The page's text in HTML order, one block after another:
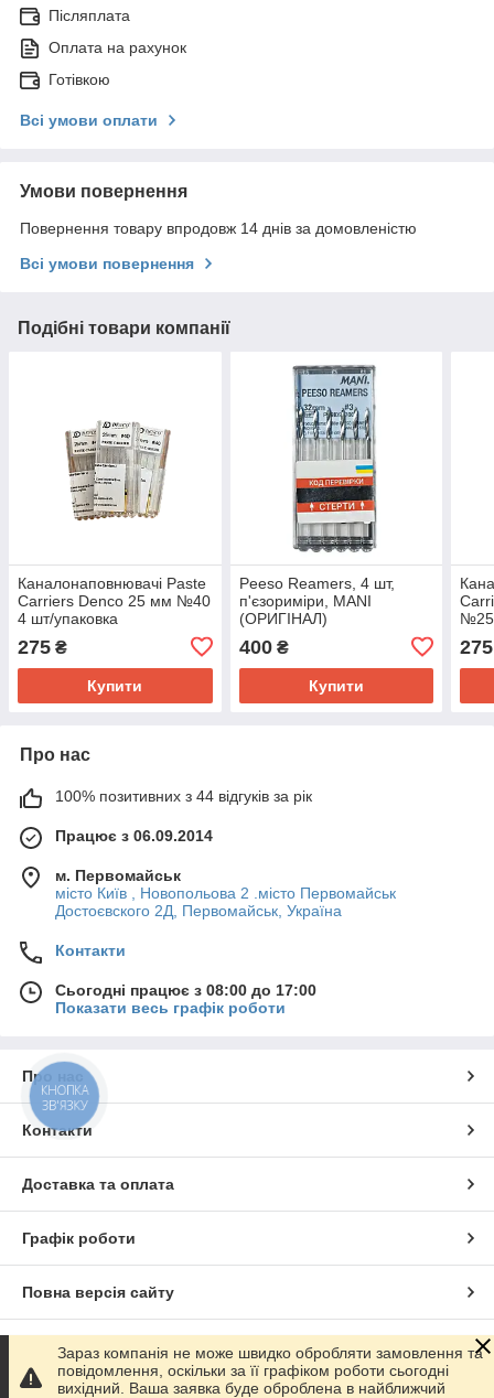
Післяплата
Оплата на рахунок
Готівкою
Всі умови оплати
Умови повернення
Повернення товару впродовж 14 днів за домовленістю
Всі умови повернення
Подібні товари компанії
Каналонаповнювачі Paste
Carriers Denco 25 мм №40
4 шт/упаковка
275 ₴
Купити
Peeso Reamers, 4 шт,
п'єзориміри, MANI
(ОРИГІНАЛ)
400₴
Купити
275
Про нас
100% позитивних з 44 відгуків за рік
Працює з 06.09.2014
м. Первомайськ
місто Київ , Новопольова 2 .місто Первомайськ
Достоєвского 2Д, Первомайськ, Україна
Контакти
Сьогодні працює з 08:00 до 17:00
Показати весь графік роботи
Про нас
Контакти
Доставка та оплата
Графік роботи
Повна версія сайту
Сайт створено на маркетплейсі Prom.ua
Зараз компанія не може швидко обробляти замовлення та
повідомлення, оскільки за її графіком роботи сьогодні
вихідний. Ваша заявка буде оброблена в найближчий
КНОПКА
ЗВ'ЯЗКУ